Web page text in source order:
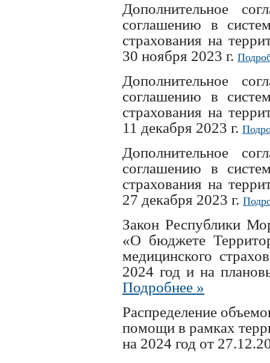
Дополнительное
соглашению в
страхования на
30 ноября 2023 г.
Дополнительное
соглашению в
страхования на
11 декабря 2023 г.
Дополнительное
соглашению в
страхования на
27 декабря 2023 г.
Закон Республики
«О бюджете
медицинского
2024 год и на
Подробнее »
Распределение
помощи в рамках
на 2024 год от